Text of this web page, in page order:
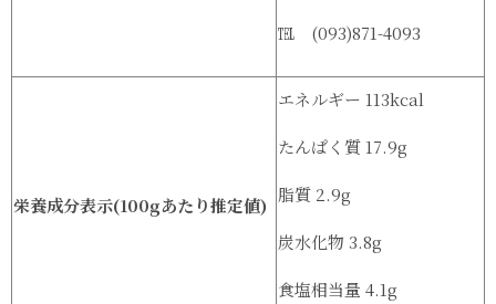
℡ (093)871-4093
栄養成分表示(100gあたり推定値)
エネルギー 113kcal
たんぱく質 17.9g
脂質 2.9g
炭水化物 3.8g
食塩相当量 4.1g